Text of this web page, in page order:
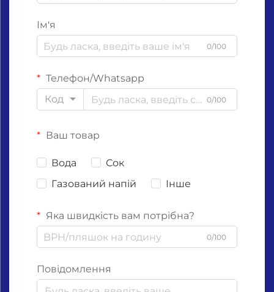
Ім'я
0/100
Телефон/Whatsapp
Код
0/100
Ваш товар
Вода
Сок
Газований напій
Інше
Яка швидкість вам потрібна?
0/100
Повідомлення